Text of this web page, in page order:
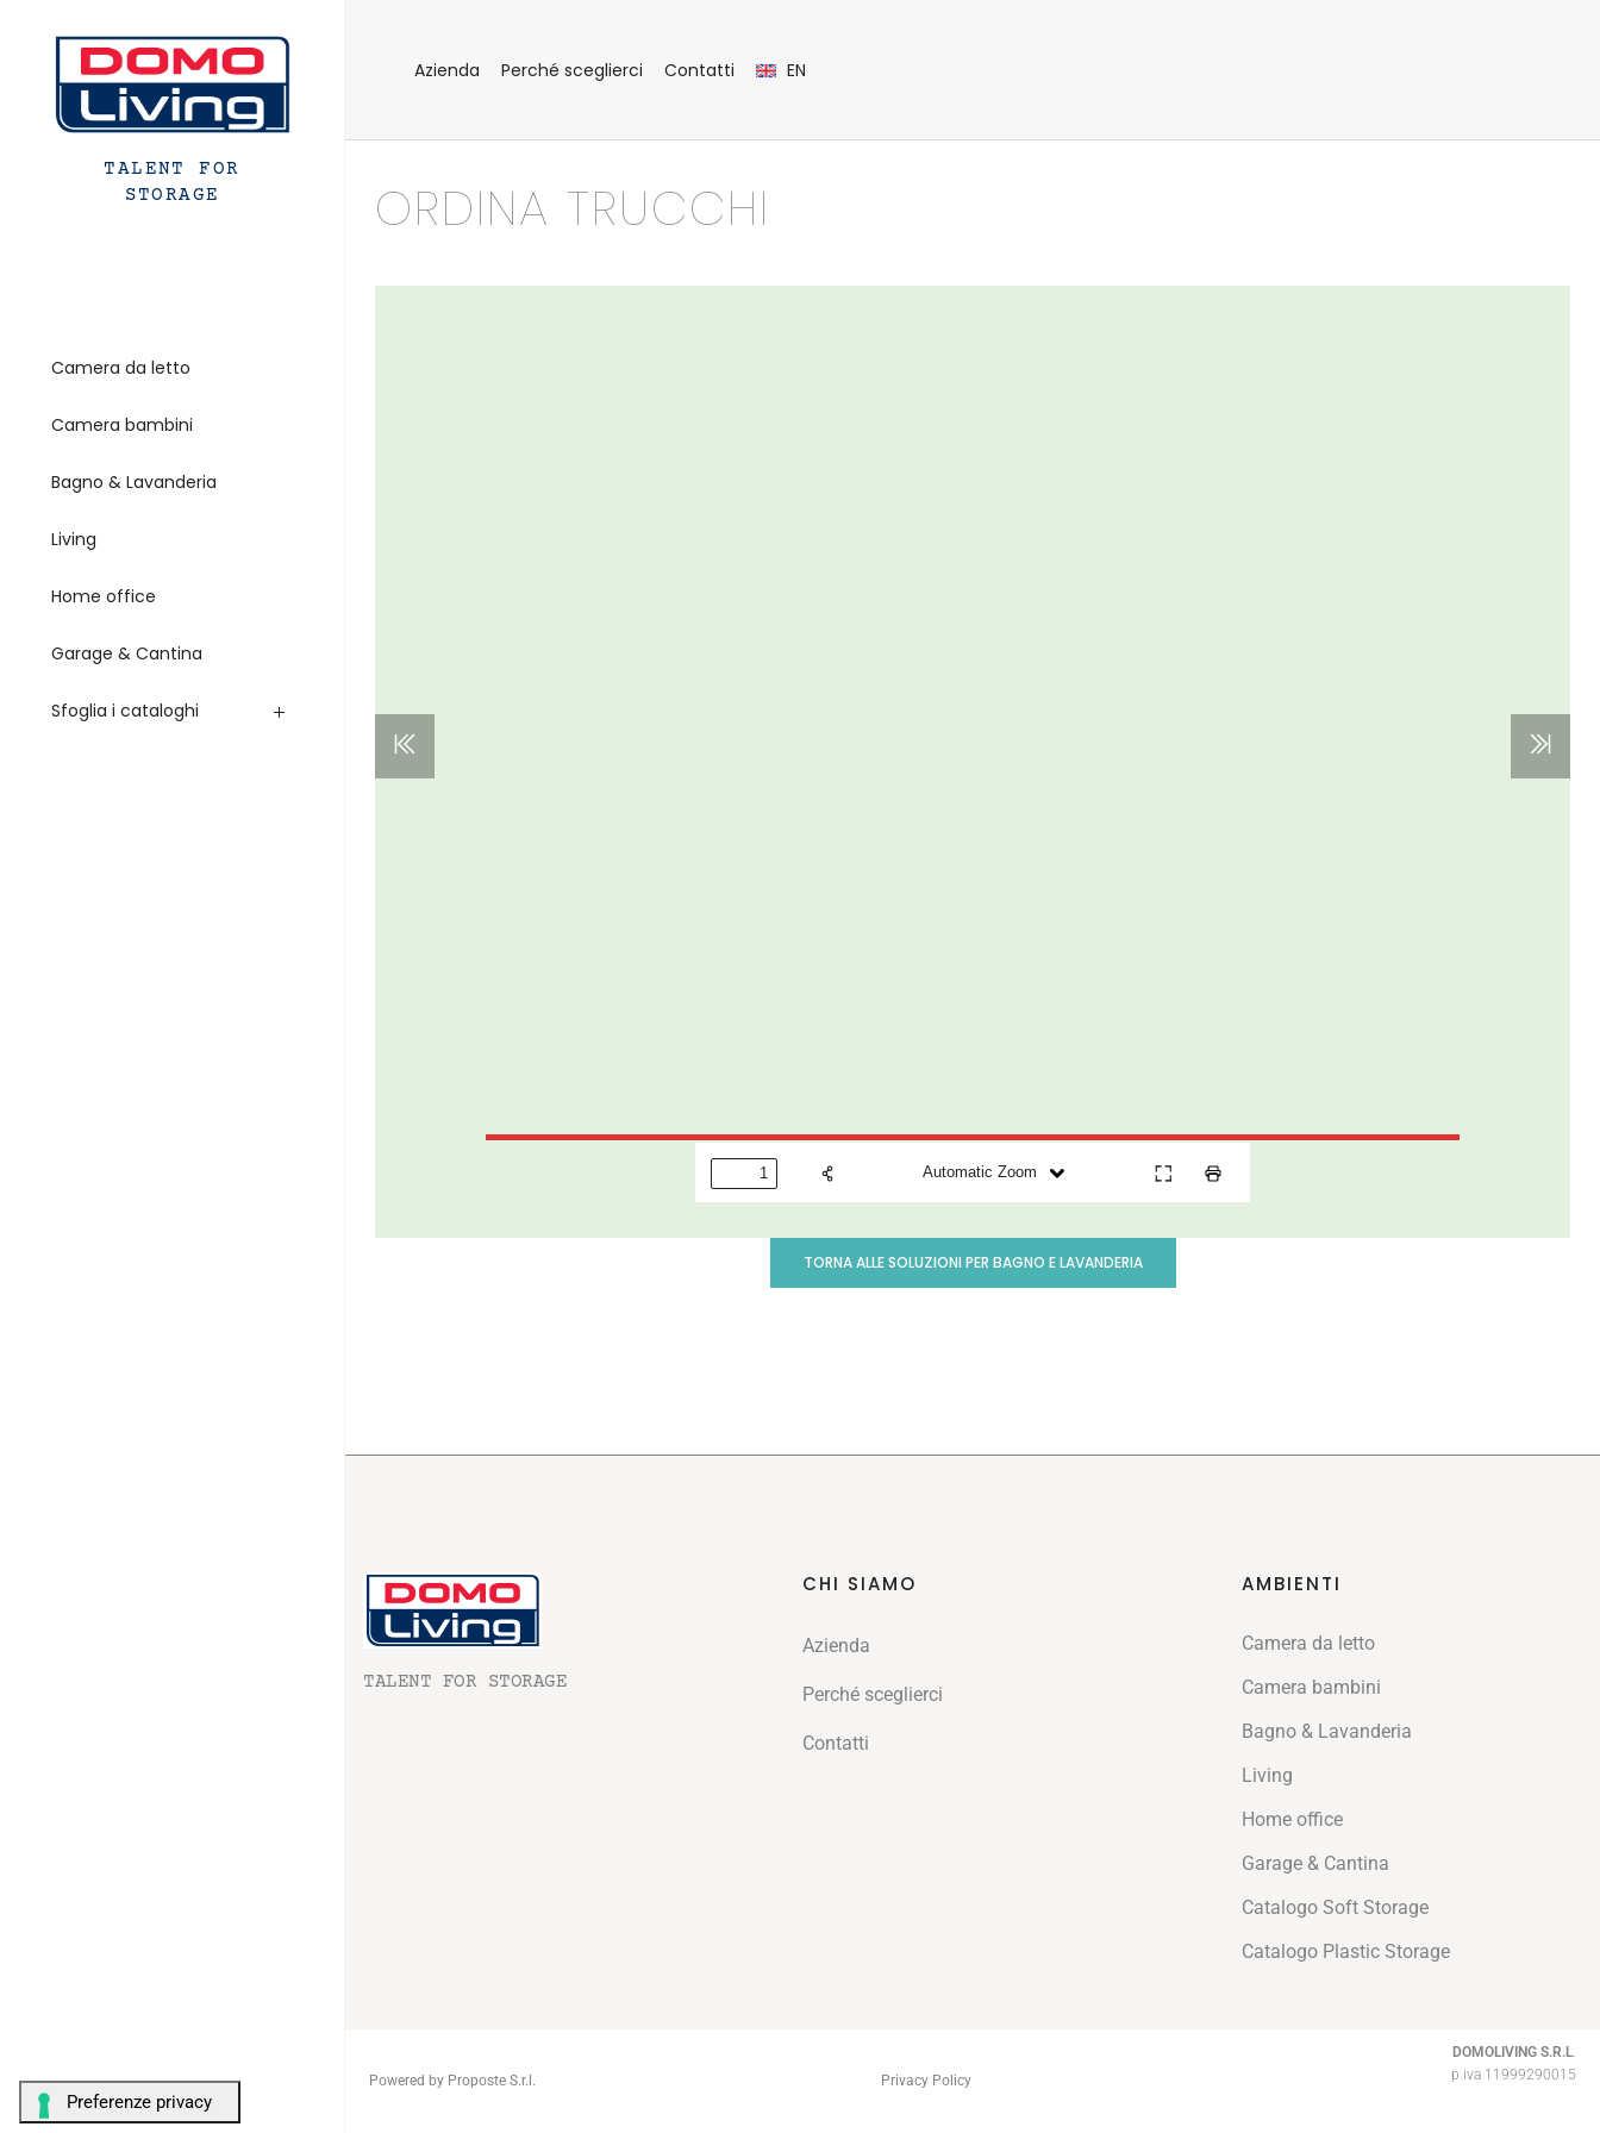
Azienda Perché sceglierci Contatti EN
TALENT FOR
STORAGE
Camera da letto
Camera bambini
Bagno & Lavanderia
Living
Home office
Garage & Cantina
Sfoglia i cataloghi
© DomoLiving
ORDINA TRUCCHI
TORNA ALLE SOLUZIONI PER BAGNO E LAVANDERIA
TALENT FOR STORAGE
CHI SIAMO
Azienda
Perché sceglierci
Contatti
AMBIENTI
Camera da letto
Camera bambini
Bagno & Lavanderia
Living
Home office
Garage & Cantina
Catalogo Soft Storage
Catalogo Plastic Storage
Powered by Proposte S.r.l. Privacy Policy
DOMOLIVING S.R.L.
p.iva 11999290015